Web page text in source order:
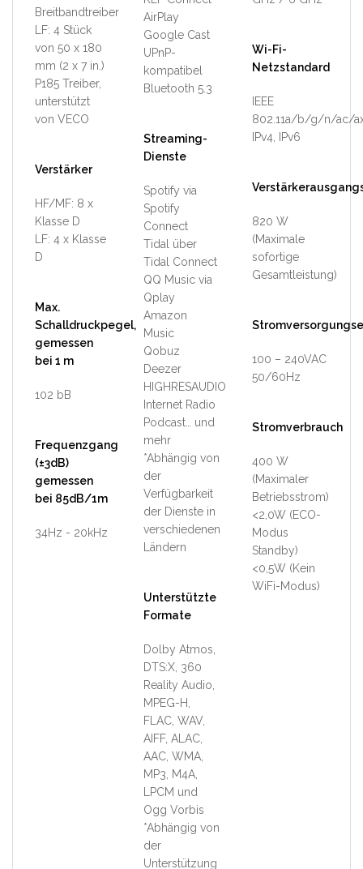
Breitbandtreiber
LF: 4 Stück
von 50 x 180
mm (2 x 7 in.)
P185 Treiber,
unterstützt
von VECO
Verstärker
HF/MF: 8 x
Klasse D
LF: 4 x Klasse
D
Max.
Schalldruckpegel,
gemessen
bei 1 m
102 bB
Frequenzgang
(±3dB)
gemessen
bei 85dB/1m
34Hz - 20kHz
AirPlay
Google Cast
UPnP-
kompatibel
Bluetooth 5.3
Streaming-
Dienste
Spotify via
Spotify
Connect
Tidal über
Tidal Connect
QQ Music via
Qplay
Amazon
Music
Qobuz
Deezer
HIGHRESAUDIO
Internet Radio
Podcast… und
mehr
*Abhängig von
der
Verfügbarkeit
der Dienste in
verschiedenen
Ländern
Unterstützte
Formate
Dolby Atmos,
DTS:X, 360
Reality Audio,
MPEG-H,
FLAC, WAV,
AIFF, ALAC,
AAC, WMA,
MP3, M4A,
LPCM und
Ogg Vorbis
*Abhängig von
der
Unterstützung
Wi-Fi-
Netzstandard
IEEE
802.11a/b/g/n/ac/
IPv4, IPv6
820 W
(Maximale
sofortige
Gesamtleistung)
100 – 240VAC
50/60Hz
Stromverbrauch
400 W
(Maximaler
Betriebsstrom)
<2,0W (ECO-
Modus
Standby)
<0,5W (Kein
WiFi-Modus)